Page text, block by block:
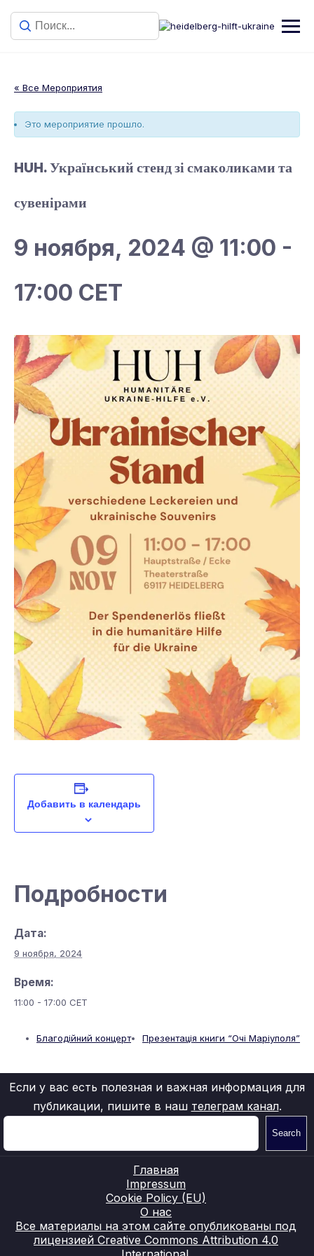
« Все Мероприятия
Это мероприятие прошло.
HUH. Український стенд зі смаколиками та
сувенірами
9 ноября, 2024 @ 11:00 -
17:00 CET
Добавить в календарь
Подробности
Дата:
9 ноября, 2024
Время:
11:00 - 17:00 CET
Благодійний концерт Презентація книги “Очі Маріуполя”
Если у вас есть полезная и важная информация для
публикации, пишите в наш телеграм канал.
Search
Главная
Impressum
Cookie Policy (EU)
О нас
Все материалы на этом сайте опубликованы под
лицензией Creative Commons Attribution 4.0